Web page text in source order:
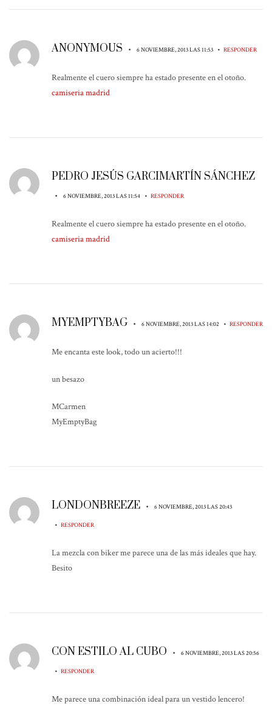
ANONYMOUS • 6 NOVIEMBRE, 2013 LAS 11:53 • RESPONDER
Realmente el cuero siempre ha estado presente en el otoño.
camiseria madrid
PEDRO JESÚS GARCIMARTÍN SÁNCHEZ
• 6 NOVIEMBRE, 2013 LAS 11:54 • RESPONDER
Realmente el cuero siempre ha estado presente en el otoño.
camiseria madrid
MYEMPTYBAG • 6 NOVIEMBRE, 2013 LAS 14:02 • RESPONDER
Me encanta este look, todo un acierto!!!
un besazo
MCarmen
MyEmptyBag
LONDONBREEZE • 6 NOVIEMBRE, 2013 LAS 20:43
• RESPONDER
La mezcla con biker me parece una de las más ideales que hay.
Besito
CON ESTILO AL CUBO • 6 NOVIEMBRE, 2013 LAS 20:56
• RESPONDER
Me parece una combinación ideal para un vestido lencero!